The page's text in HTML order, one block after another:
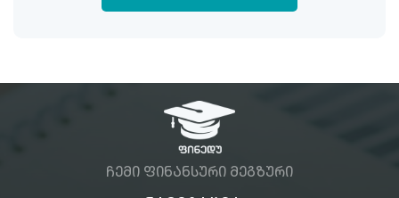
ᲩᲔᲛᲘ ᲤᲘᲜᲐᲜᲡᲣᲠᲘ ᲛᲔᲒᲖᲣᲠᲘ